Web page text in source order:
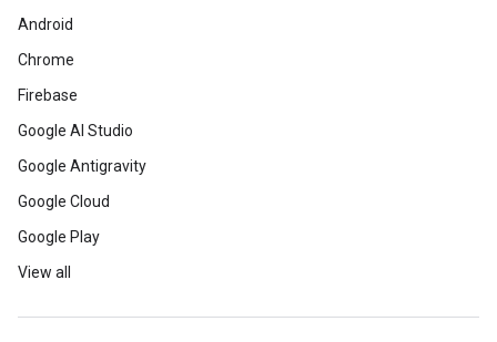
Android
Chrome
Firebase
Google AI Studio
Google Antigravity
Google Cloud
Google Play
View all